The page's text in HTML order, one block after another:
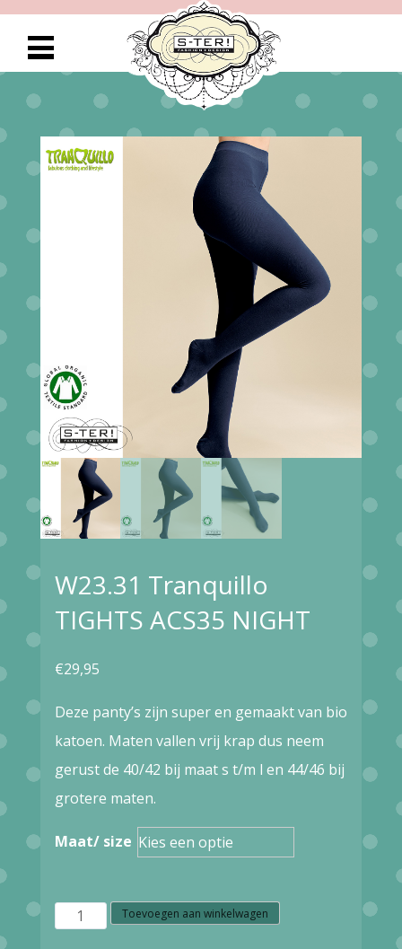
W23.31 Tranquillo
TIGHTS ACS35 NIGHT
€29,95
Deze panty’s zijn super en gemaakt van bio
katoen. Maten vallen vrij krap dus neem
gerust de 40/42 bij maat s t/m l en 44/46 bij
grotere maten.
Maat/ size
W23.31
Toevoegen aan winkelwagen